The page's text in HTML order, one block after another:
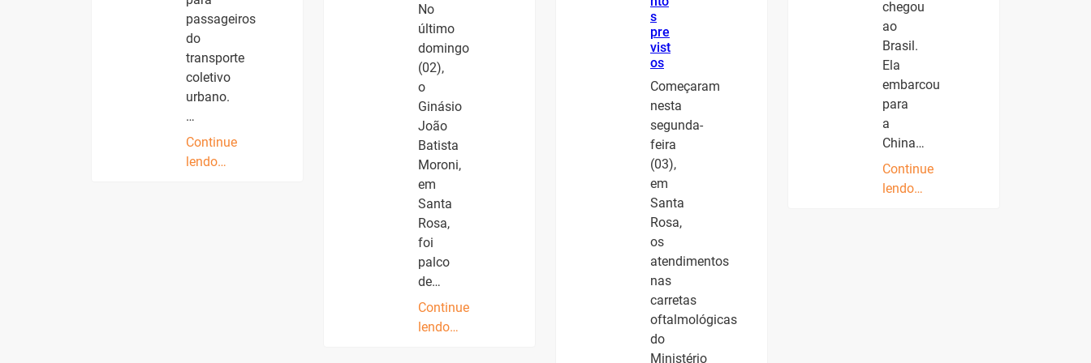
passageiros
do
transporte
coletivo
urbano.
…
Continue
lendo…
No
último
domingo
(02),
o
Ginásio
João
Batista
Moroni,
em
Santa
Rosa,
foi
palco
de…
Continue
lendo…
s
pre
vist
os
Começaram
nesta
segunda-
feira
(03),
em
Santa
Rosa,
os
atendimentos
nas
carretas
oftalmológicas
do
Ministério
chegou
ao
Brasil.
Ela
embarcou
para
a
China…
Continue
lendo…